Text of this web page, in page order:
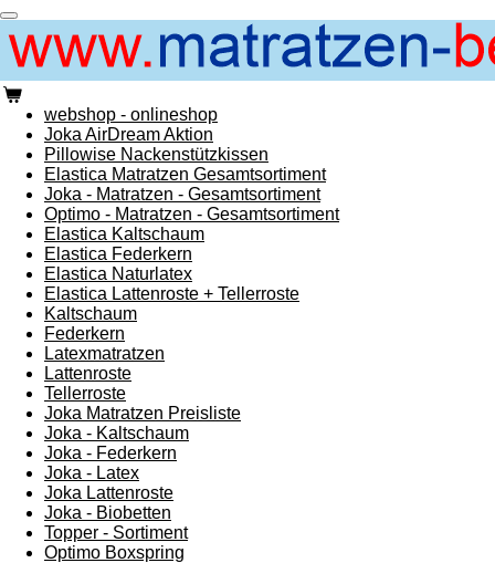
Zum
Hauptinhalt
springen
webshop - onlineshop
Joka AirDream Aktion
Pillowise Nackenstützkissen
Elastica Matratzen Gesamtsortiment
Joka - Matratzen - Gesamtsortiment
Optimo - Matratzen - Gesamtsortiment
Elastica Kaltschaum
Elastica Federkern
Elastica Naturlatex
Elastica Lattenroste + Tellerroste
Kaltschaum
Federkern
Latexmatratzen
Lattenroste
Tellerroste
Joka Matratzen Preisliste
Joka - Kaltschaum
Joka - Federkern
Joka - Latex
Joka Lattenroste
Joka - Biobetten
Topper - Sortiment
Optimo Boxspring